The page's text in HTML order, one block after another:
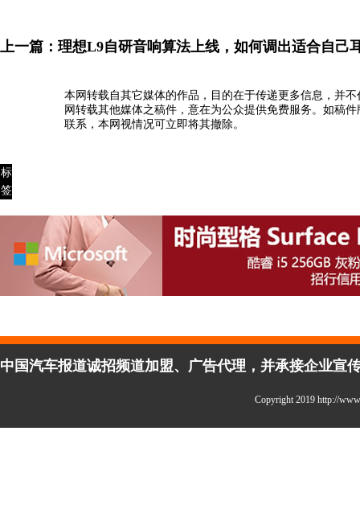
上一篇： 理想L9自研音响算法上线，如何调出适合自己
本网转载自其它媒体的作品，目的在于传递更多信息，并
网转载其他媒体之稿件，意在为公众提供免费服务。如稿
联系，本网视情况可立即将其撤除。
标
签
中国汽车报道诚招频道加盟、广告代理，并承接企业宣
Copyright 2019 http://